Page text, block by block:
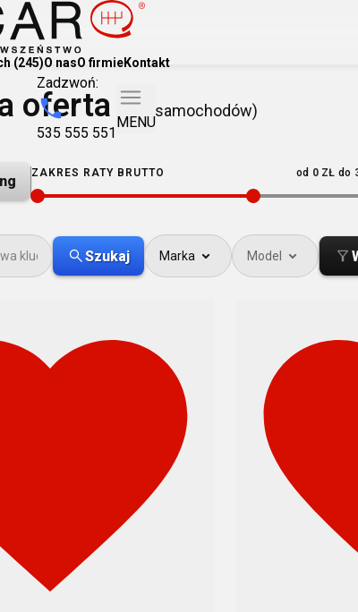
(245)O nasO firmieKontakt
Zadzwoń:
535 555 551
MENU
oferta (245 samochodów)
ZAKRES RATY BRUTTO od 0 ZŁ do
0
Szukaj Marka Model